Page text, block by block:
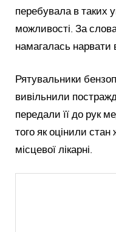
перебувала в таких
можливості. За
намагалась нарвати
Рятувальники
вивільнили
передали її до рук
того як оцінили стан
місцевої лікарні.